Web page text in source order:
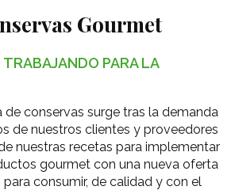
Gourmet
TRABAJANDO PARA LA
de conservas surge tras la demanda
de nuestros clientes y proveedores
nuestras recetas para implementar
gourmet con una nueva oferta
consumir, de calidad y con el